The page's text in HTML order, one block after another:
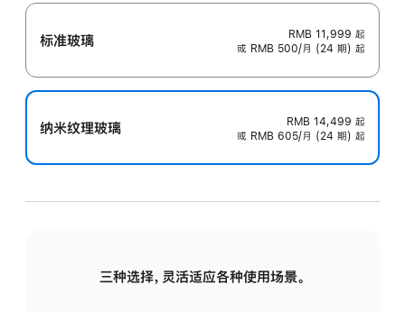
标准玻璃 RMB 11,999 起
或 RMB 500/月 (24 期) 起
纳米纹理玻璃 RMB 14,499 起
或 RMB 605/月 (24 期) 起
三种选择，灵活适应各种使用场景。